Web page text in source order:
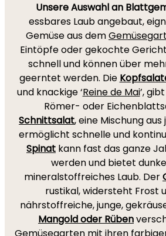
Unsere Auswahl an
essbares Laub angebaut,
Gemüse aus dem
Eintöpfe oder gekochte
schnell und können über
geerntet werden. Die
und knackige ‘Reine de Mai’,
Römer- oder
Schnittsalat, eine Mischung
ermöglicht schnelle und
Spinat kann fast das ganze
werden und bietet
mineralstoffreiches Laub. Der
rustikal, widersteht Frost
nährstoffreiche, junge,
Mangold oder Rüben